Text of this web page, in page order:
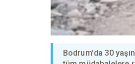
Bodrum'da 30